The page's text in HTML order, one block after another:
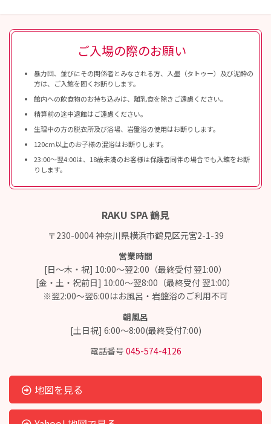
ご入場の際のお願い
暴力団、並びにその関係者とみなされる方、入墨（タトゥー）及び泥酔の
方は、ご入館を固くお断りします。
館内への飲食物のお持ち込みは、離乳食を除きご遠慮ください。
精算前の途中退館はご遠慮ください。
生理中の方の脱衣所及び浴場、岩盤浴の使用はお断りします。
120cm以上のお子様の混浴はお断りします。
23:00〜翌4:00は、18歳未満のお客様は保護者同伴の場合でも入館をお断
りします。
RAKU SPA 鶴見
〒230-0004 神奈川県横浜市鶴見区元宮2-1-39
営業時間
[日～木・祝] 10:00～翌2:00（最終受付 翌1:00）
[金・土・祝前日] 10:00～翌8:00（最終受付 翌1:00）
※翌2:00～翌6:00はお風呂・岩盤浴のご利用不可
朝風呂
[土日祝] 6:00～8:00(最終受付7:00)
電話番号 045-574-4126
地図を見る